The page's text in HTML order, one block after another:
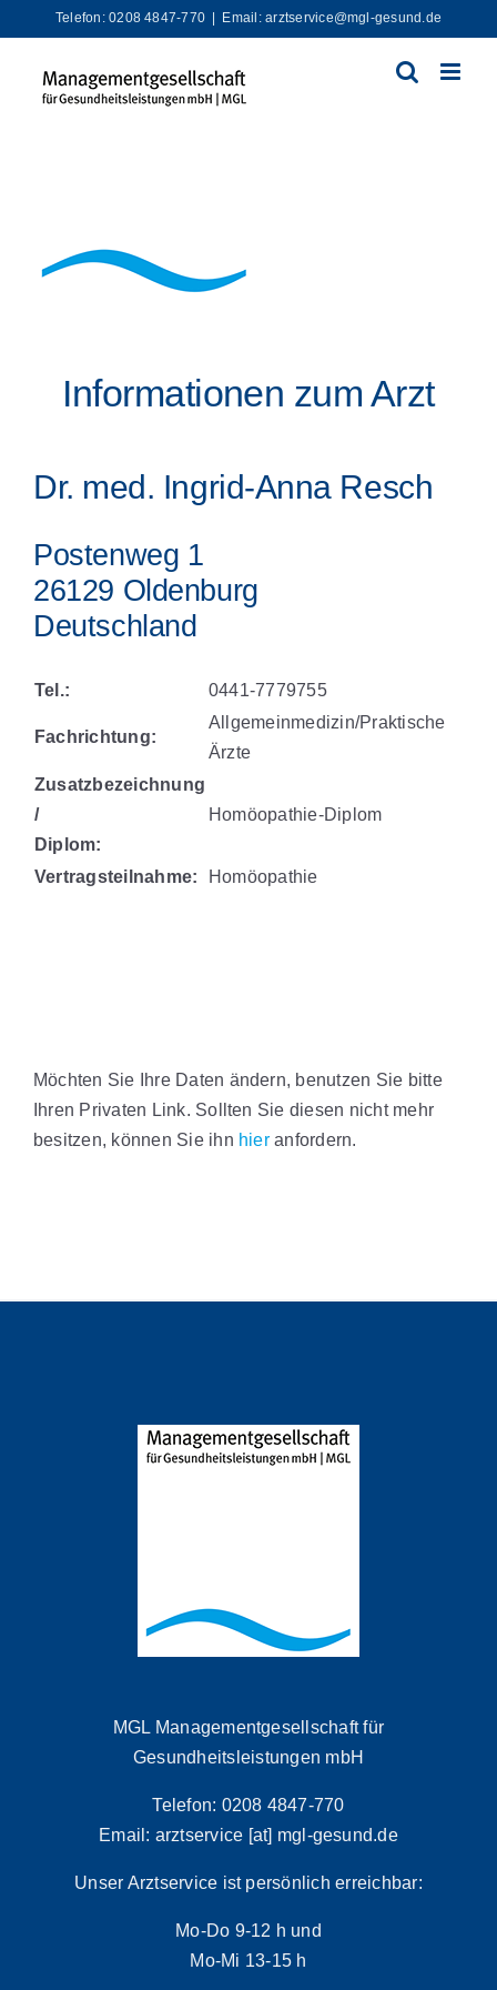
Inhalt
springen
Telefon: 0208 4847-770 Email: arztservice@mgl-gesund.de
Informationen zum Arzt
Dr. med. Ingrid-Anna Resch
Postenweg 1
26129 Oldenburg
Deutschland
Tel.: 0441-7779755
Fachrichtung:
Allgemeinmedizin/Praktische
Ärzte
Zusatzbezeichnung
/
Diplom:
Homöopathie-Diplom
Vertragsteilnahme: Homöopathie
Möchten Sie Ihre Daten ändern, benutzen Sie bitte
Ihren Privaten Link. Sollten Sie diesen nicht mehr
besitzen, können Sie ihn hieranfordern.
MGL Managementgesellschaft für
Gesundheitsleistungen mbH
Telefon: 0208 4847-770
Email: arztservice [at] mgl-gesund.de
Unser Arztservice ist persönlich erreichbar:
Mo-Do 9-12 h und
Mo-Mi 13-15 h